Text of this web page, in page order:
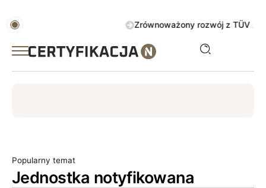
Zrównoważony rozwój z TÜV
Popularny temat
Jednostka notyfikowana